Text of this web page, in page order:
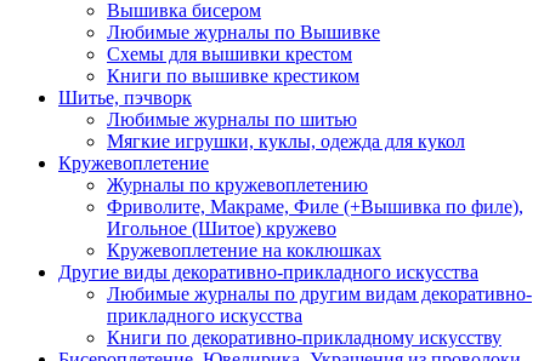
Вышивка бисером
Любимые журналы по Вышивке
Схемы для вышивки крестом
Книги по вышивке крестиком
Шитье, пэчворк
Любимые журналы по шитью
Мягкие игрушки, куклы, одежда для кукол
Кружевоплетение
Журналы по кружевоплетению
Фриволите, Макраме, Филе (+Вышивка по филе),
Игольное (Шитое) кружево
Кружевоплетение на коклюшках
Другие виды декоративно-прикладного искусства
Любимые журналы по другим видам декоративно-
прикладного искусства
Книги по декоративно-прикладному искусству